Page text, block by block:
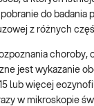
pobranie do
z różnych
choroby,
jest wykazanie
lub więcej
w mikroskopie